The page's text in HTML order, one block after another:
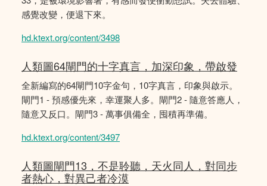
感覺改變，便退下來。
hd.ktext.org/content/3498
人類圖64閘門的十字真言，加深印象，帶啟發
全新編寫的64閘門10字金句，10字真言，印象與啟示。
閘門1 - 預感優先來，幸運聚人多。閘門2 - 隨意答應人，
隨意又反口。閘門3 - 萬事俱備全，囤積再準備。
hd.ktext.org/content/3497
人類圖閘門13，不是聆聽，天火同人，對同步
者熱心，對異己者冷漠